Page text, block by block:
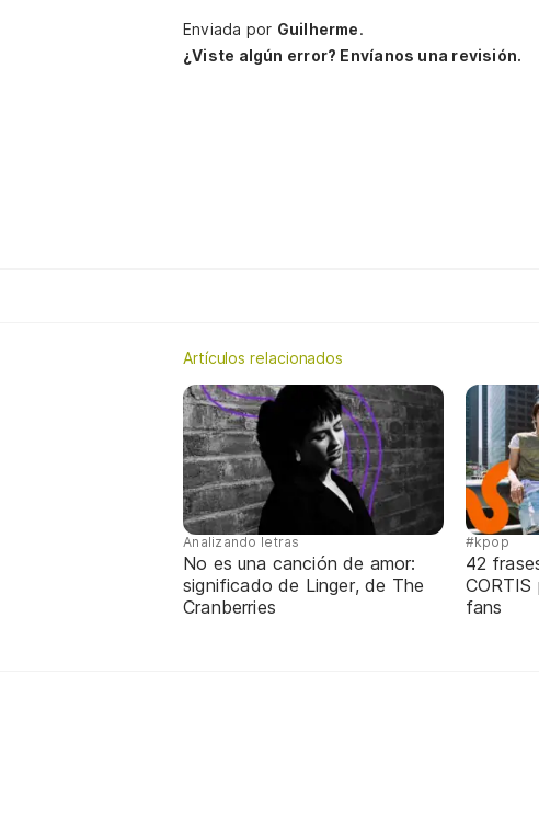
Enviada por Guilherme.
¿Viste algún error? Envíanos una revisión.
Artículos relacionados
Analizando letras
No es una canción de amor:
significado de Linger, de The
Cranberries
#kpop
42
fans